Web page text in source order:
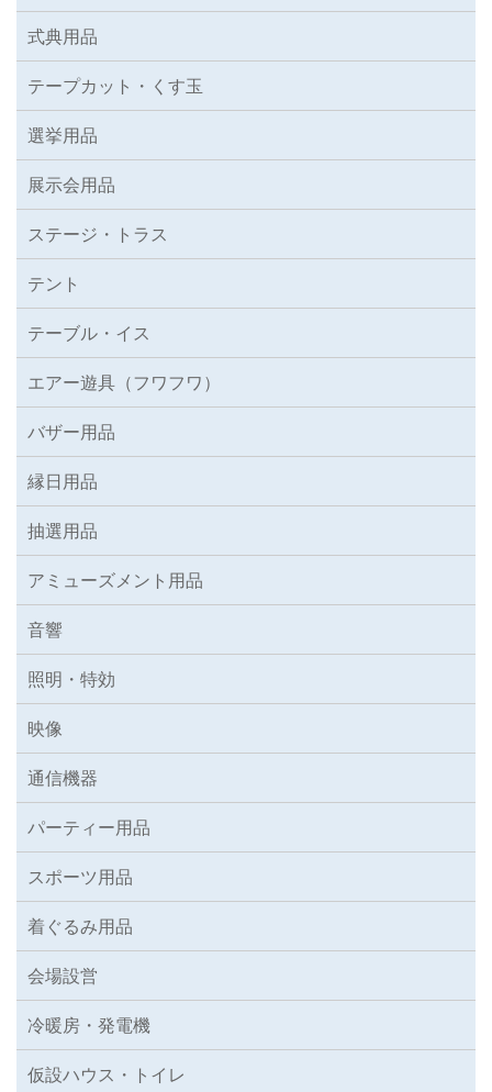
式典用品
テープカット・くす玉
選挙用品
展示会用品
ステージ・トラス
テント
テーブル・イス
エアー遊具（フワフワ）
バザー用品
縁日用品
抽選用品
アミューズメント用品
音響
照明・特効
映像
通信機器
パーティー用品
スポーツ用品
着ぐるみ用品
会場設営
冷暖房・発電機
仮設ハウス・トイレ